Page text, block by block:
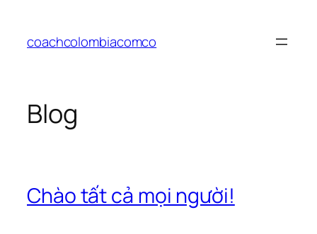
phầncoachcolombiacomco
Blog
Chào tất cả mọi người!